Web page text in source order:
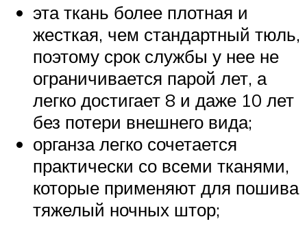
эта ткань более плотная и
жесткая, чем стандартный тюль,
поэтому срок службы у нее не
ограничивается парой лет, а
легко достигает 8 и даже 10 лет
без потери внешнего вида;
органза легко сочетается
практически со всеми тканями,
которые применяют для пошива
тяжелый ночных штор;